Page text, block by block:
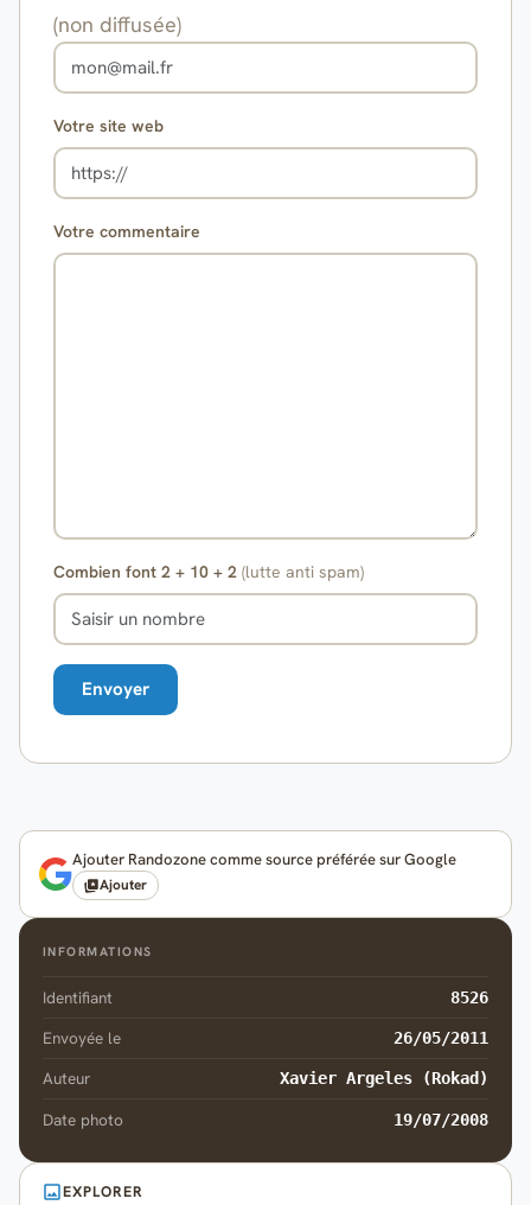
(non diffusée)
Votre site web
Votre commentaire
Combien font 2 + 10 + 2 (lutte anti spam)
Ajouter Randozone comme source préférée sur Google
Ajouter
INFORMATIONS
Identifiant 8526
Envoyée le 26/05/2011
Auteur Xavier Argeles (Rokad)
Date photo 19/07/2008
EXPLORER